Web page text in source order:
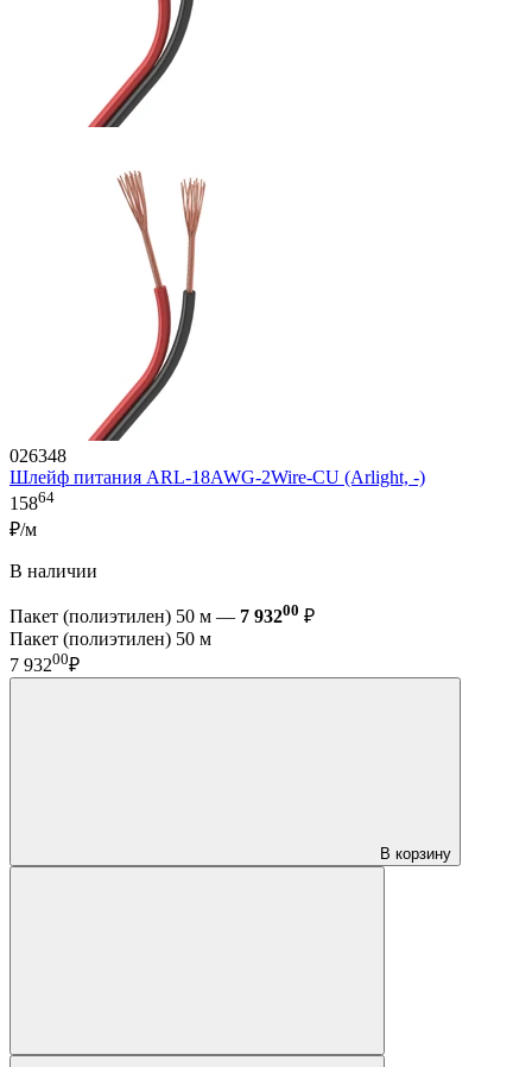
026348
Шлейф питания ARL-18AWG-2Wire-CU (Arlight, -)
15864
₽/м
В наличии
Пакет (полиэтилен) 50 м — 7 93200 ₽
Пакет (полиэтилен) 50 м
7 93200₽
В корзину